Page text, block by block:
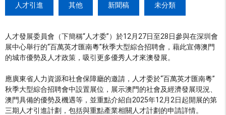
人才引進 其他 新聞稿 未分類
人才發展委員會（下簡稱“人才委”）於12月27日至28日參與在深圳會
展中心舉行的“百萬英才匯南粵”秋季大型綜合招聘會，藉此宣傳澳門
的城市優勢及人才政策，吸引更多優秀人才來澳發展。
應廣東省人力資源和社會保障廳的邀請，人才委於“百萬英才匯南粵”
秋季大型綜合招聘會中設置展位，展示澳門的社會及經濟發展現況、
澳門具備的優勢及機遇等，並重點介紹自2025年12月2日起開展的第
三期人才引進計劃，包括與重點產業相關人才計劃的申請詳情。